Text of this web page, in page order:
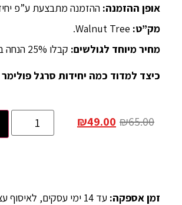
אופן ההזמנה: ההזמנה מתבצעת ע”פ
מק”ט:
מחיר מיוחד לגולשים: קבלו 25% הנחה בלעדית ברכישה ישירה דרך האתר.
כיצד למדוד כמה יחידות סרגל
₪65.00
₪49.00
זמן אספקה: עד 14 ימי עסקים, לאיסוף עצמאי יש לציין ב”הערות” בהזמנה.